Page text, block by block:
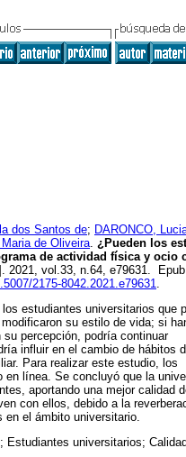
dos Santos de; DARONCO,
de Oliveira. ¿Pueden los
de actividad física y ocio
2021, vol.33, n.64, e79631.
2175-8042.2021.e79631.
estudiantes universitarios que
su estilo de vida; si
percepción, podría continuar
influir en el cambio de hábitos
Para realizar este estudio, los
en línea. Se concluyó que la
aportando una mejor calidad
con ellos, debido a la
en el ámbito universitario.
Estudiantes universitarios;